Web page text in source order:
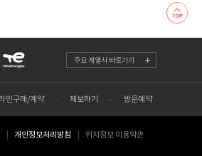
주요 계열사 바로가기
인구매/계약 제보하기 방문예약
개인정보처리방침
위치정보 이용약관